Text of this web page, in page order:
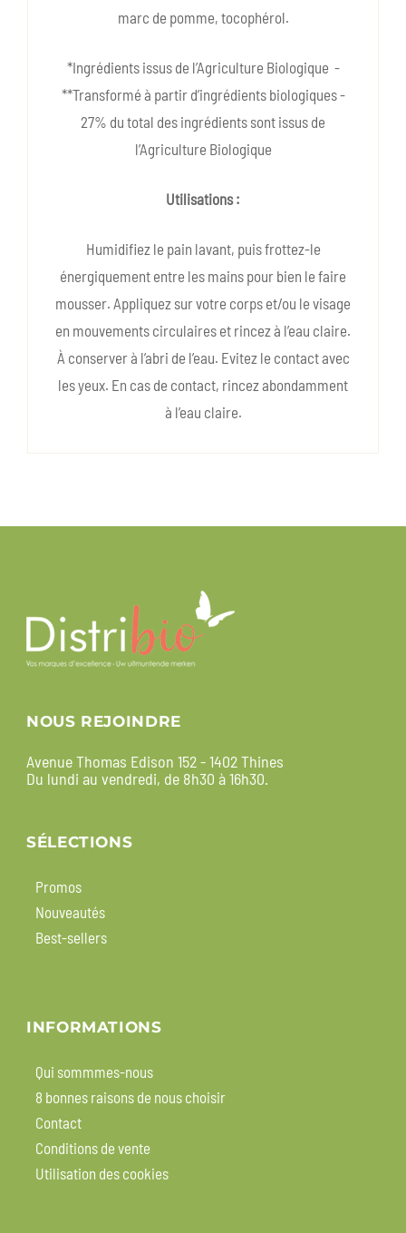
marc de pomme, tocophérol.
*Ingrédients issus de l’Agriculture Biologique -
**Transformé à partir d’ingrédients biologiques -
27% du total des ingrédients sont issus de
l’Agriculture Biologique
Utilisations :
Humidifiez le pain lavant, puis frottez-le
énergiquement entre les mains pour bien le faire
mousser. Appliquez sur votre corps et/ou le visage
en mouvements circulaires et rincez à l’eau claire.
À conserver à l’abri de l’eau. Evitez le contact avec
les yeux. En cas de contact, rincez abondamment
à l’eau claire.
NOUS REJOINDRE
Avenue Thomas Edison 152 - 1402 Thines
Du lundi au vendredi, de 8h30 à 16h30.
SÉLECTIONS
Promos
Nouveautés
Best-sellers
INFORMATIONS
Qui sommmes-nous
8 bonnes raisons de nous choisir
Contact
Conditions de vente
Utilisation des cookies